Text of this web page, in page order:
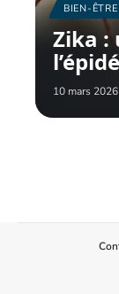
BIEN-ÊTRE
Zika :
10 mars 2026